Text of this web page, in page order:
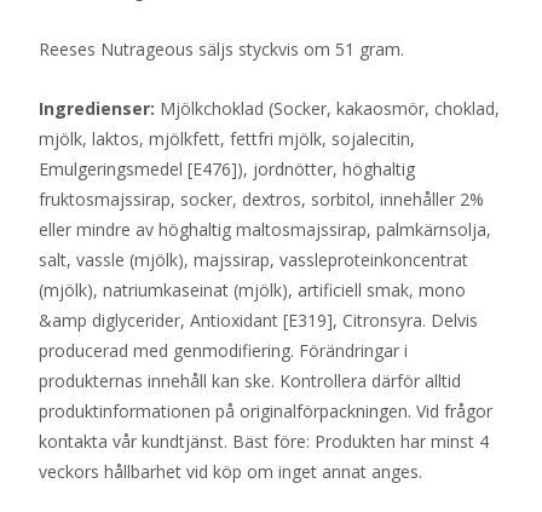
Reeses Nutrageous säljs styckvis om 51 gram.
Ingredienser: Mjölkchoklad (Socker, kakaosmör, choklad,
mjölk, laktos, mjölkfett, fettfri mjölk, sojalecitin,
Emulgeringsmedel [E476]), jordnötter, höghaltig
fruktosmajssirap, socker, dextros, sorbitol, innehåller 2%
eller mindre av höghaltig maltosmajssirap, palmkärnsolja,
salt, vassle (mjölk), majssirap, vassleproteinkoncentrat
(mjölk), natriumkaseinat (mjölk), artificiell smak, mono
&amp diglycerider, Antioxidant [E319], Citronsyra. Delvis
producerad med genmodifiering. Förändringar i
produkternas innehåll kan ske. Kontrollera därför alltid
produktinformationen på originalförpackningen. Vid frågor
kontakta vår kundtjänst. Bäst före: Produkten har minst 4
veckors hållbarhet vid köp om inget annat anges.